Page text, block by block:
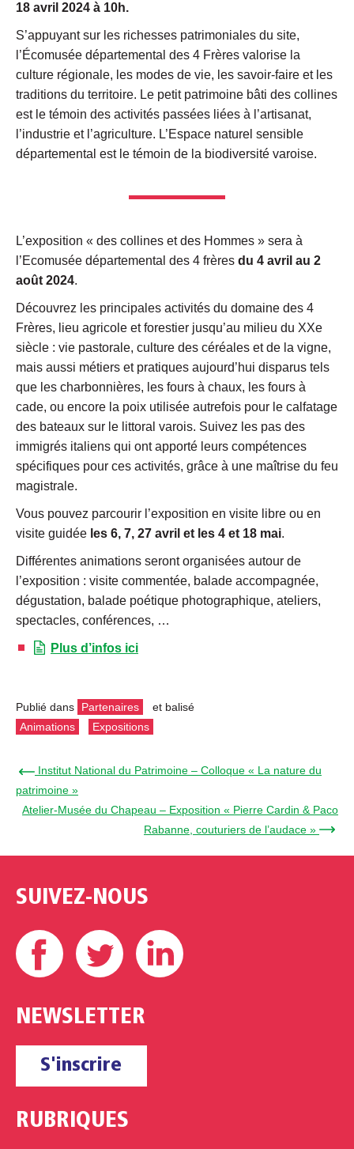
18 avril 2024 à 10h.
S’appuyant sur les richesses patrimoniales du site,
l’Écomusée départemental des 4 Frères valorise la
culture régionale, les modes de vie, les savoir-faire et les
traditions du territoire. Le petit patrimoine bâti des collines
est le témoin des activités passées liées à l’artisanat,
l’industrie et l’agriculture. L’Espace naturel sensible
départemental est le témoin de la biodiversité varoise.
L’exposition « des collines et des Hommes » sera à
l’Ecomusée départemental des 4 frères du 4 avril au 2
août 2024.
Découvrez les principales activités du domaine des 4
Frères, lieu agricole et forestier jusqu’au milieu du XXe
siècle : vie pastorale, culture des céréales et de la vigne,
mais aussi métiers et pratiques aujourd’hui disparus tels
que les charbonnières, les fours à chaux, les fours à
cade, ou encore la poix utilisée autrefois pour le calfatage
des bateaux sur le littoral varois. Suivez les pas des
immigrés italiens qui ont apporté leurs compétences
spécifiques pour ces activités, grâce à une maîtrise du feu
magistrale.
Vous pouvez parcourir l’exposition en visite libre ou en
visite guidée les 6, 7, 27 avril et les 4 et 18 mai.
Différentes animations seront organisées autour de
l’exposition : visite commentée, balade accompagnée,
dégustation, balade poétique photographique, ateliers,
spectacles, conférences, …
Plus d’infos ici
Publié dans Partenaires
et balisé
Animations
Expositions
← Institut National du Patrimoine – Colloque « La nature du
patrimoine »
Atelier-Musée du Chapeau – Exposition « Pierre Cardin & Paco
Rabanne, couturiers de l’audace » →
SUIVEZ-NOUS
Facebook Twitter
NEWSLETTER
S'inscrire
RUBRIQUES